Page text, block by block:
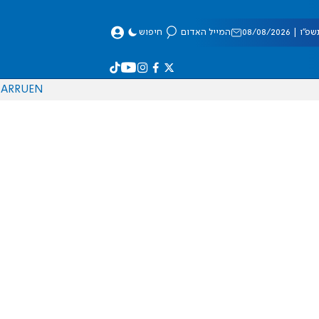
08/2026 המייל האדום חיפוש
EN
RU
AR